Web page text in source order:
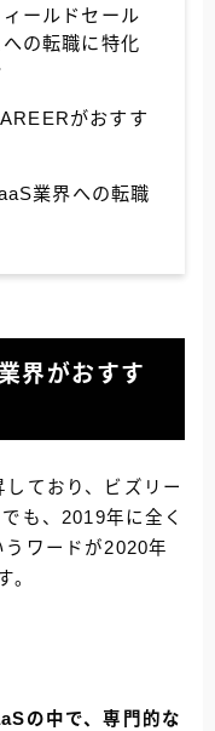
ールドセール
の転職に特化
がおすす
業界への転職
界がおすす
ており、ビズリー
も、2019年に全く
うワードが2020年
。
の中で、専門的な